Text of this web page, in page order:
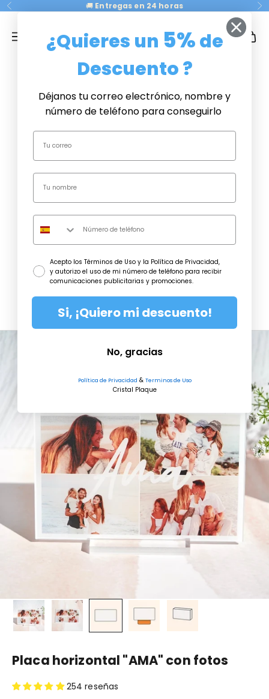
Ir al contenido
Anterior 🚚 Entregas en 24 horas
Buscar
Cesta
Día de los
Parejas ❣️
Spotify
Plan With
Ocasiones
INICIAR
SESIÓN
Placa horizontal "AMA" con fotos
254 reseñas
¿Quieres un 5%de
Descuento ?
Déjanos tu correo electrónico, nombre y
número de teléfono para conseguirlo
consentimiento
Acepto los Términos de Uso y la Política de Privacidad,
y autorizo el uso de mi número de teléfono para recibir
comunicaciones publicitarias y promociones.
Si, ¡Quiero mi descuento!
No, gracias
Política de Privacidad & Terminos de Uso
Cristal Plaque